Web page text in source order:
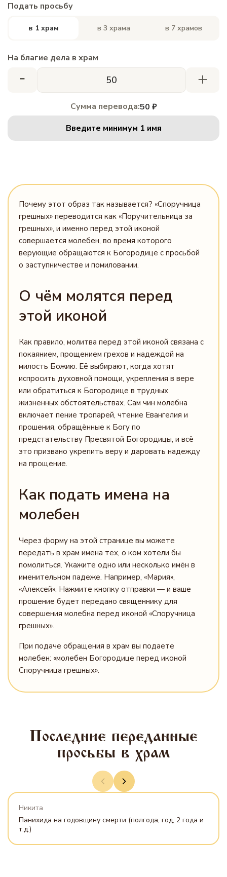
Подать просьбу
в 1 храм в 3 храма в 7 храмов
На благие дела в храм
- +
Сумма перевода:50 ₽
Введите минимум 1 имя
Почему этот образ так называется? «Споручница
грешных» переводится как «Поручительница за
грешных», и именно перед этой иконой
совершается молебен, во время которого
верующие обращаются к Богородице с просьбой
о заступничестве и помиловании.
О чём молятся перед
этой иконой
Как правило, молитва перед этой иконой связана с
покаянием, прощением грехов и надеждой на
милость Божию. Её выбирают, когда хотят
испросить духовной помощи, укрепления в вере
или обратиться к Богородице в трудных
жизненных обстоятельствах. Сам чин молебна
включает пение тропарей, чтение Евангелия и
прошения, обращённые к Богу по
предстательству Пресвятой Богородицы, и всё
это призвано укрепить веру и даровать надежду
на прощение.
Как подать имена на
молебен
Через форму на этой странице вы можете
передать в храм имена тех, о ком хотели бы
помолиться. Укажите одно или несколько имён в
именительном падеже. Например, «Мария»,
«Алексей». Нажмите кнопку отправки — и ваше
прошение будет передано священнику для
совершения молебна перед иконой «Споручница
грешных».
При подаче обращения в храм вы подаете
молебен: «молебен Богородице перед иконой
Споручница грешных».
Последние переданные
просьбы в храм
Никита
Панихида на годовщину смерти (полгода, год, 2 года и
т.д.)